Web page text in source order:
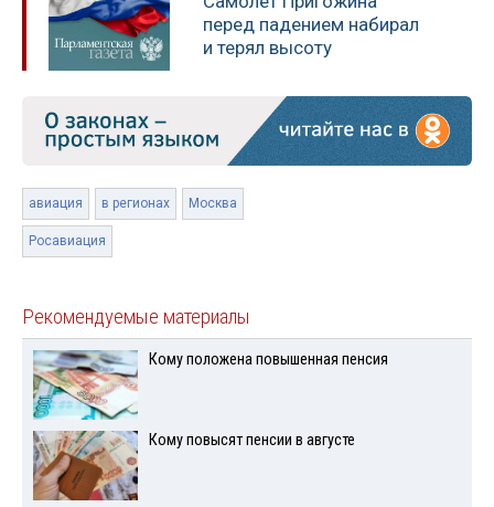
перед падением набирал
и терял высоту
авиация в регионах Москва
Росавиация
Рекомендуемые материалы
Кому положена повышенная пенсия
Кому повысят пенсии в августе